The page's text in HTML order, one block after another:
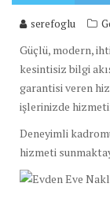
serefoglu
Güçlü, modern,
kesintisiz bilgi
garantisi veren
işlerinizde
Deneyimli
hizmeti